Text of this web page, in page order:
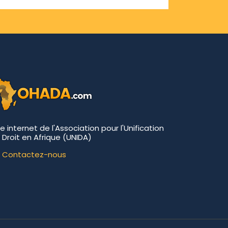
internet de l'Association pour l'Unification
en Afrique (UNIDA)
Contactez-nous